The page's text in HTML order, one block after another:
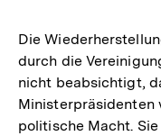
Die
durch die
nicht beabsichtigt,
Ministerpräsidenten
politische Macht.